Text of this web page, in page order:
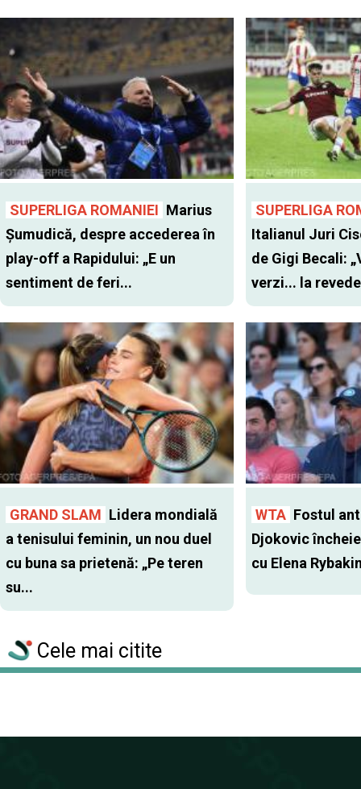
SUPERLIGA ROMANIEI Marius
Șumudică, despre accederea în
play-off a Rapidului: „E un
sentiment de feri...
SUPERLIGA
Italianul Juri
de Gigi Becali:
verzi... la
GRAND SLAM Lidera mondială
a tenisului feminin, un nou duel
cu buna sa prietenă: „Pe teren
su...
WTA Fostul
Djokovic
cu Elena
Cele mai citite